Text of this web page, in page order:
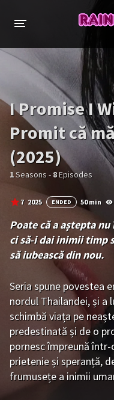
CINE SUNTEM?
PROIECTE
TRADUSE COMPLET
ANIME
EMISIUNI
COLECȚII LGBTQ
BL Thailanda
BL Japonia
Bromance / BL China
BL Philipine
LGBTQ+ NON-ASIA
BLOG
I Promise I
Promit că
(2025)
1Seasons - 8Episodes
7 2025 ENDED 50 min
Poate că a aștepta
ci să-i dai inimii timp
să iubească din nou.
Seria spune povestea
nordul Thailandei, și a
schimbă viața pe
predestinată și de o
pornesc împreună
prietenie și speranță,
frumusețe a inimii